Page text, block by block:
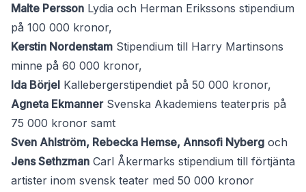
Malte Persson Lydia och Herman Erikssons stipendium
på 100 000 kronor,
Kerstin Nordenstam Stipendium till Harry Martinsons
minne på 60 000 kronor,
Ida Börjel Kallebergerstipendiet på 50 000 kronor,
Agneta EkmannerSvenska Akademiens teaterpris på
75 000 kronor samt
Sven Ahlström, Rebecka Hemse, Annsofi Nyberg och
Jens Sethzman Carl Åkermarks stipendium till förtjänta
artister inom svensk teater med 50 000 kronor